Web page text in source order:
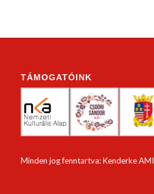
TÁMOGATÓINK
Minden jog fenntartva: Kenderke AMI